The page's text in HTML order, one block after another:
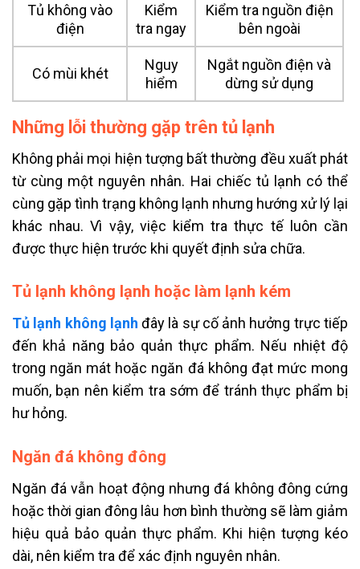
Tủ không vào
điện
Kiểm
tra ngay
Kiểm tra nguồn điện
bên ngoài
Có mùi khét
Nguy
hiểm
Ngắt nguồn điện và
dừng sử dụng
Những lỗi thường gặp trên tủ lạnh
Không phải mọi hiện tượng bất thường đều xuất phát
từ cùng một nguyên nhân. Hai chiếc tủ lạnh có thể
cùng gặp tình trạng không lạnh nhưng hướng xử lý lại
khác nhau. Vì vậy, việc kiểm tra thực tế luôn cần
được thực hiện trước khi quyết định sửa chữa.
Tủ lạnh không lạnh hoặc làm lạnh kém
Tủ lạnh không lạnh đây là sự cố ảnh hưởng trực tiếp
đến khả năng bảo quản thực phẩm. Nếu nhiệt độ
trong ngăn mát hoặc ngăn đá không đạt mức mong
muốn, bạn nên kiểm tra sớm để tránh thực phẩm bị
hư hỏng.
Ngăn đá không đông
Ngăn đá vẫn hoạt động nhưng đá không đông cứng
hoặc thời gian đông lâu hơn bình thường sẽ làm giảm
hiệu quả bảo quản thực phẩm. Khi hiện tượng kéo
dài, nên kiểm tra để xác định nguyên nhân.